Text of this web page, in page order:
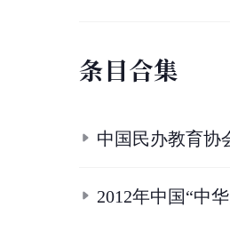
条目合集
中国民办教育协
2012年中国“中